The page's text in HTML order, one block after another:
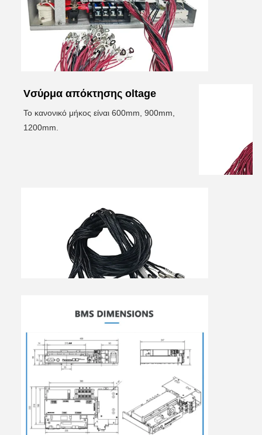
Vσύρμα απόκτησης oltage
Το κανονικό μήκος είναι 600mm, 900mm,
1200mm.